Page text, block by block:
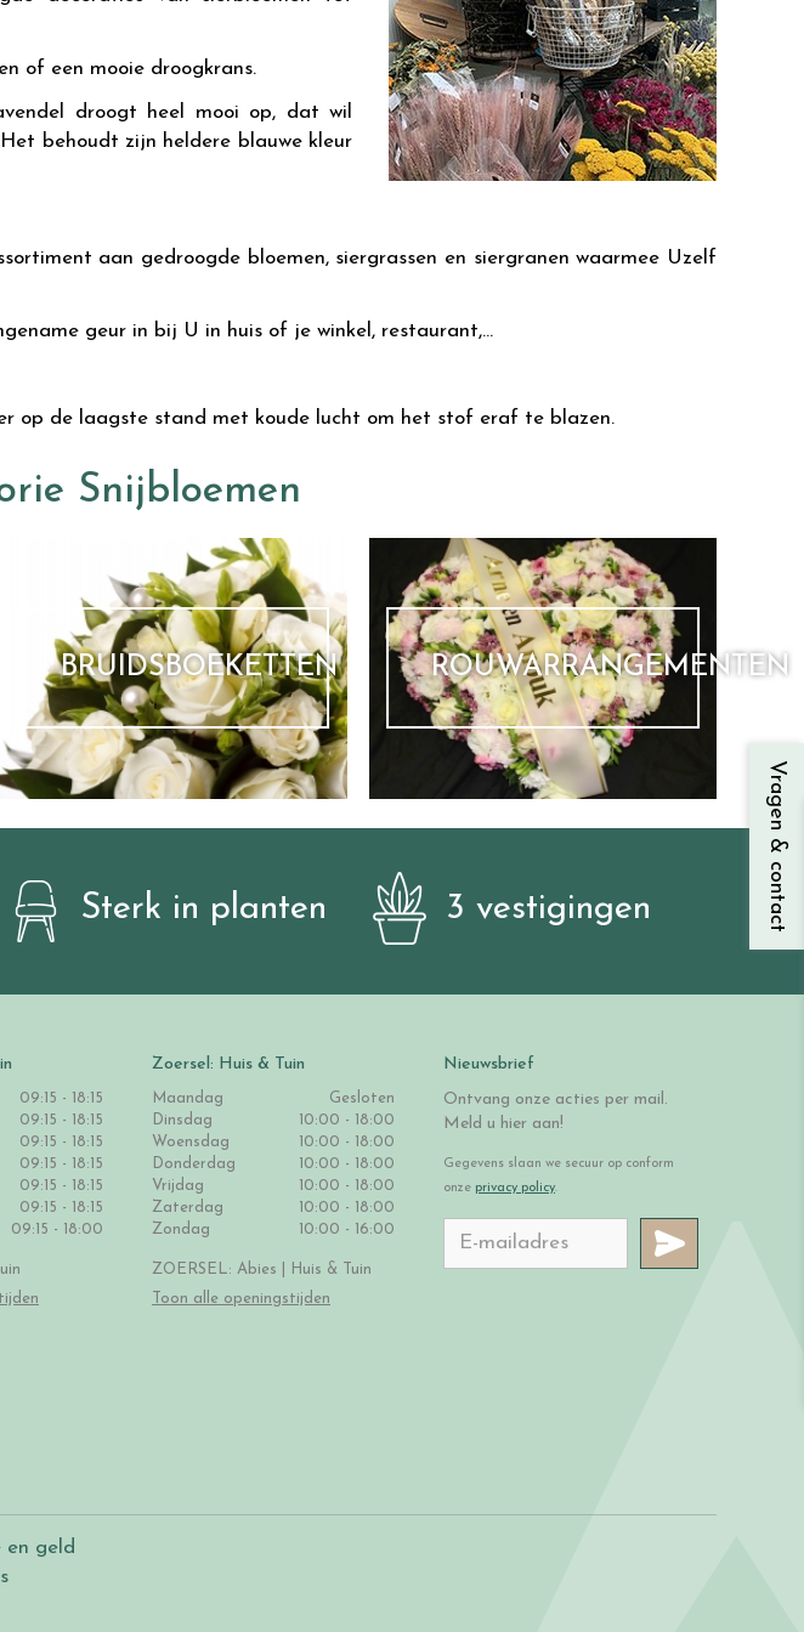
of een mooie droogkrans.
droogt heel mooi op, dat wil
behoudt zijn heldere blauwe kleur
aan gedroogde bloemen, siergrassen en siergranen waarmee Uzelf
geur in bij U in huis of je winkel, restaurant,…
op de laagste stand met koude lucht om het stof eraf te blazen.
Snijbloemen
BRUIDSBOEKETTEN ROUWARRANGEMENTEN
Sterk in planten 3 vestigingen
09:15 - 18:15
09:15 - 18:15
09:15 - 18:15
09:15 - 18:15
09:15 - 18:15
09:15 - 18:15
09:15 - 18:00
Zoersel: Huis & Tuin
Maandag
Gesloten
Dinsdag
10:00 - 18:00
Woensdag
10:00 - 18:00
Donderdag
10:00 - 18:00
Vrijdag
10:00 - 18:00
Zaterdag
10:00 - 18:00
Zondag
10:00 - 16:00
ZOERSEL: Abies | Huis & Tuin
Toon alle openingstijden
Nieuwsbrief
Ontvang onze acties per mail.
Meld u hier aan!
Gegevens slaan we secuur op conform
onze privacy policy.
en geld
Vragen & contact